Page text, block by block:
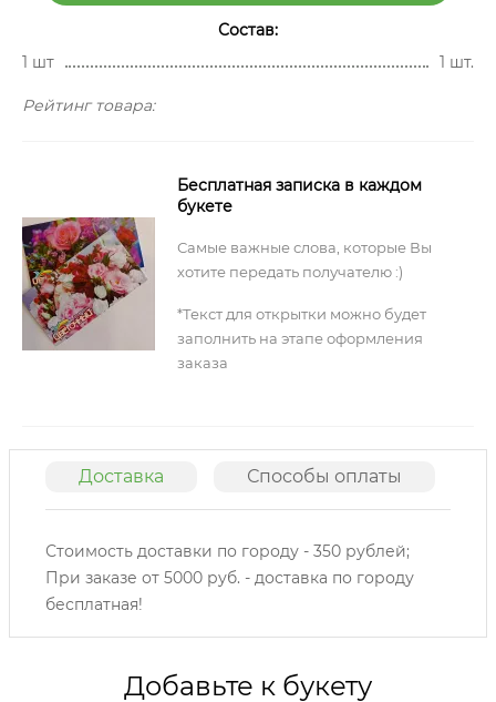
Состав:
1 шт
1 шт.
Рейтинг товара:
Бесплатная записка в каждом
букете
Самые важные слова, которые Вы
хотите передать получателю :)
*Текст для открытки можно будет
заполнить на этапе оформления
заказа
Доставка Способы оплаты
Стоимость доставки по городу - 350 рублей;
При заказе от 5000 руб. - доставка по городу
бесплатная!
Добавьте к букету